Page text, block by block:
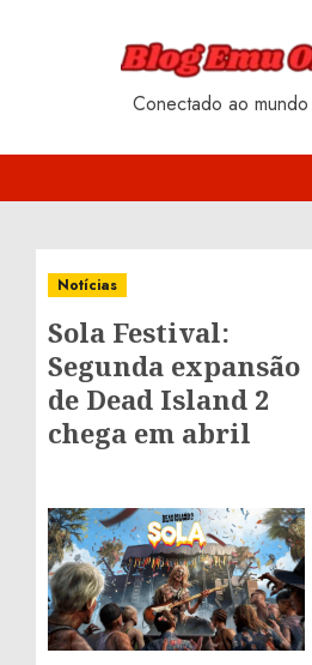
Conectado ao
Notícias
Sola Festival:
Segunda expansão
de Dead Island 2
chega em abril